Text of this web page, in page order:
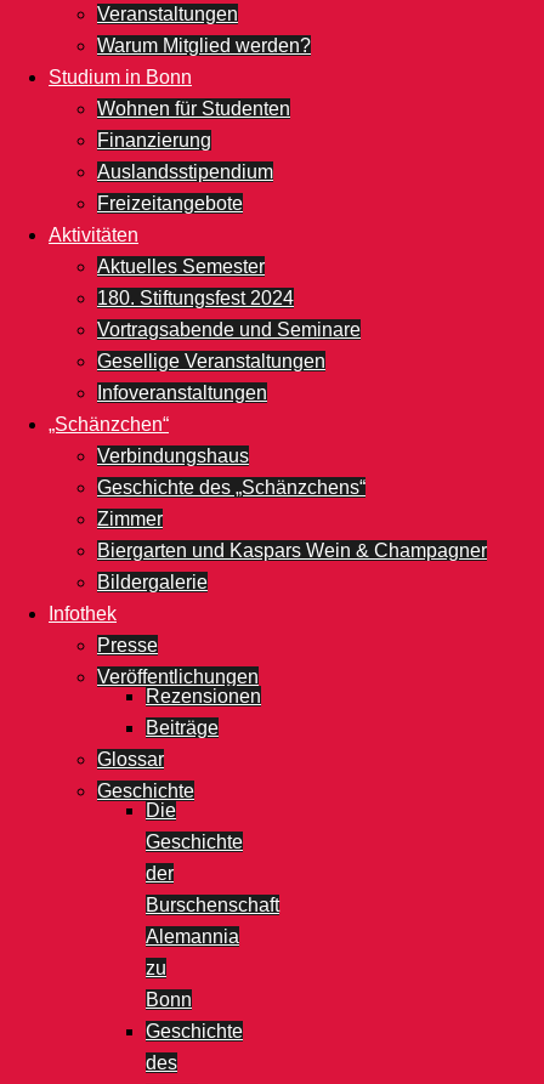
Veranstaltungen
Warum Mitglied werden?
Studium in Bonn
Wohnen für Studenten
Finanzierung
Auslandsstipendium
Freizeitangebote
Aktivitäten
Aktuelles Semester
180. Stiftungsfest 2024
Vortragsabende und Seminare
Gesellige Veranstaltungen
Infoveranstaltungen
„Schänzchen“
Verbindungshaus
Geschichte des „Schänzchens“
Zimmer
Biergarten und Kaspars Wein & Champagner
Bildergalerie
Infothek
Presse
Veröffentlichungen
Rezensionen
Beiträge
Glossar
Geschichte
Die
Geschichte
der
Burschenschaft
Alemannia
zu
Bonn
Geschichte
des